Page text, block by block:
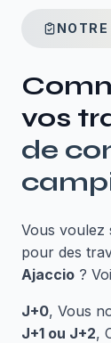
vos
de
Vous voulez
pour des
Ajaccio ?
J+0, Vous
J+1 ou J+2,